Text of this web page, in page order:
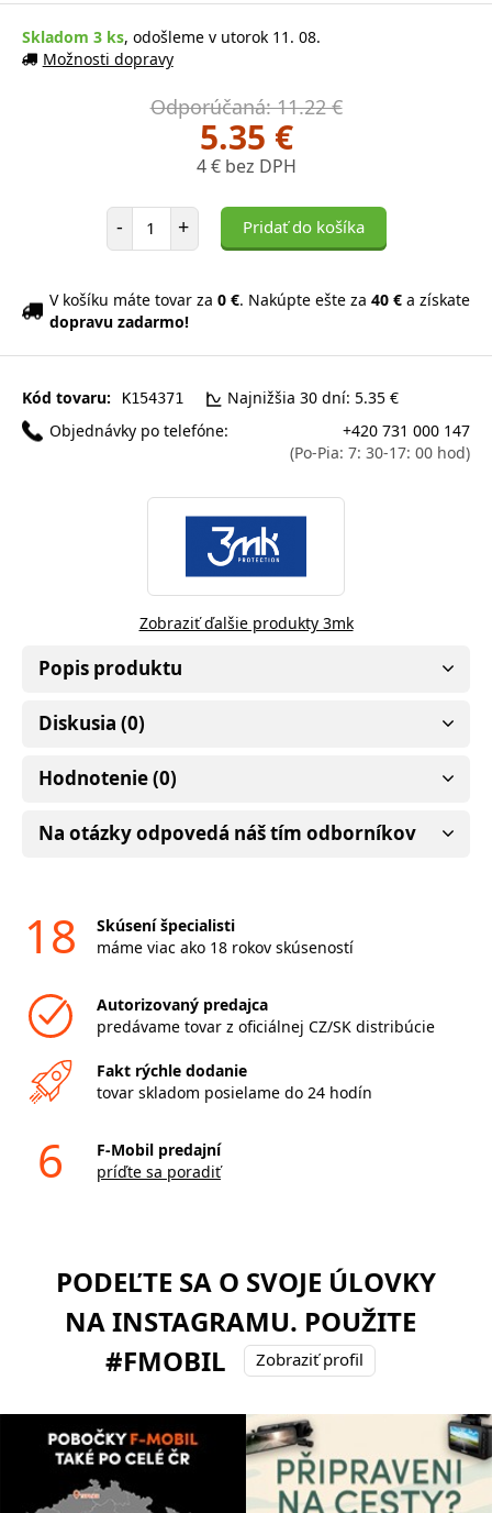
Skladom 3 ks, odošleme v utorok 11. 08.
Možnosti dopravy
Odporúčaná: 11.22 €
5.35 €
4 € bez DPH
- Počet položiek
+ Pridať do košíka
V košíku máte tovar za 0 €. Nakúpte ešte za 40 € a získate
dopravu zadarmo!
Kód tovaru: K154371
Najnižšia 30 dní: 5.35 €
Objednávky po telefóne:
+420 731 000 147
(Po-Pia: 7: 30-17: 00 hod)
Zobraziť ďalšie produkty 3mk
Popis produktu
Diskusia (0)
Hodnotenie (0)
Na otázky odpovedá náš tím odborníkov
18
Skúsení špecialisti
máme viac ako 18 rokov skúseností
Autorizovaný predajca
predávame tovar z oficiálnej CZ/SK distribúcie
Fakt rýchle dodanie
tovar skladom posielame do 24 hodín
6
F-Mobil predajní
príďte sa poradiť
PODEĽTE SA O SVOJE ÚLOVKY
NA INSTAGRAMU. POUŽITE
#FMOBIL
Zobraziť profil